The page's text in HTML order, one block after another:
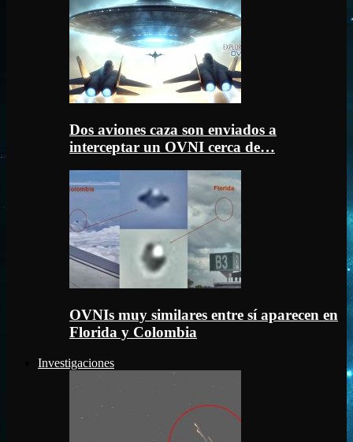
Dos aviones caza son enviados a
interceptar un OVNI cerca de…
OVNIs muy similares entre sí aparecen en
Florida y Colombia
Investigaciones